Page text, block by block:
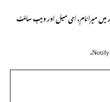
میں میرا نام، ای میل اور ویب سائٹ